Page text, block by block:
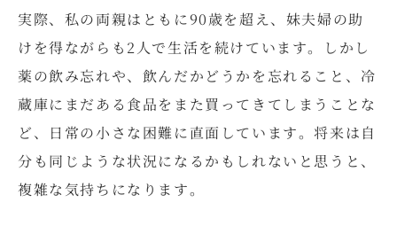
実際、私の両親はともに90歳を超え、妹夫婦の助
けを得ながらも2人で生活を続けています。しかし
薬の飲み忘れや、飲んだかどうかを忘れること、冷
蔵庫にまだある食品をまた買ってきてしまうことな
ど、日常の小さな困難に直面しています。将来は自
分も同じような状況になるかもしれないと思うと、
複雑な気持ちになります。